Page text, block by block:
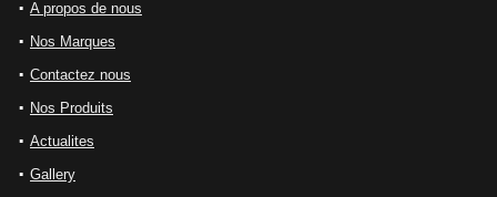
A propos de nous
Nos Marques
Contactez nous
Nos Produits
Actualites
Gallery